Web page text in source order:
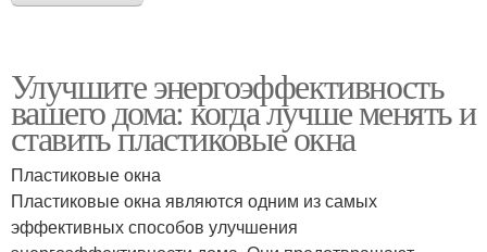
Улучшите энергоэффективность
вашего дома: когда лучше менять и
ставить пластиковые окна
Пластиковые окна
Пластиковые окна являются одним из самых
эффективных способов улучшения